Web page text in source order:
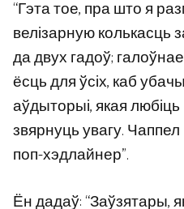
“Гэта тое, пра што я
велізарную колькасць
да двух гадоў;
ёсць для ўсіх, каб
аўдыторыі, якая любіць
звярнуць увагу.
поп-хэдлайнер”.
Ён дадаў: “Заўзятары,